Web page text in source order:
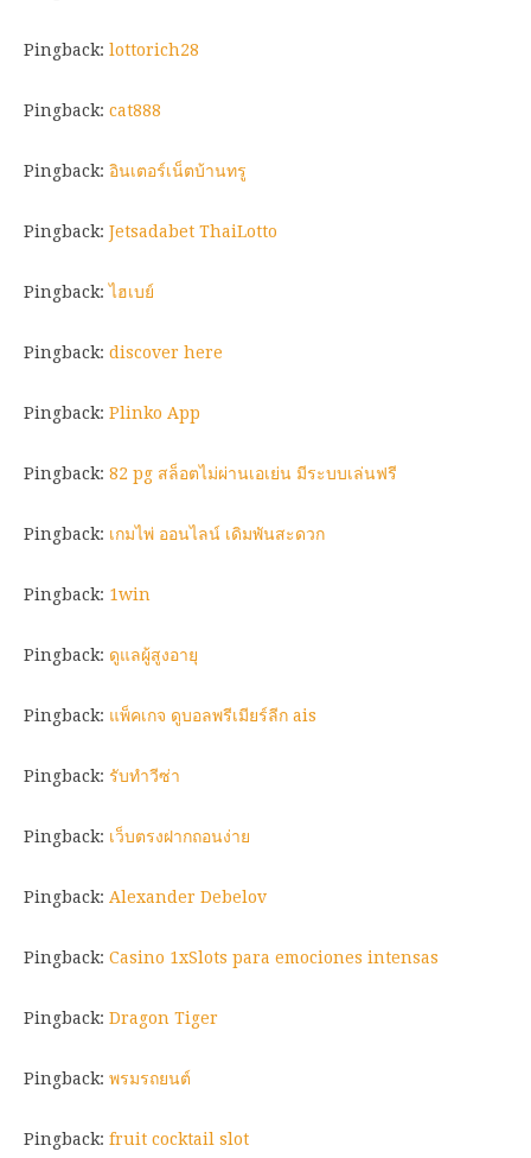
Pingback: lottorich28
Pingback: cat888
Pingback: อินเตอร์เน็ตบ้านทรู
Pingback: Jetsadabet ThaiLotto
Pingback:ไฮเบย์
Pingback: discover here
Pingback: Plinko App
Pingback: 82 pg สล็อตไม่ผ่านเอเย่น มีระบบเล่นฟรี
Pingback: เกมไพ่ ออนไลน์ เดิมพันสะดวก
Pingback: 1win
Pingback: ดูแลผู้สูงอายุ
Pingback: แพ็คเกจ ดูบอลพรีเมียร์ลีก ais
Pingback: รับทำวีซ่า
Pingback: เว็บตรงฝากถอนง่าย
Pingback: Alexander Debelov
Pingback: Casino 1xSlots para emociones intensas
Pingback: Dragon Tiger
Pingback: พรมรถยนต์
Pingback: fruit cocktail slot